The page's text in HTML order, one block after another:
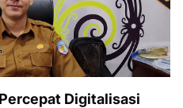
Digitalisasi